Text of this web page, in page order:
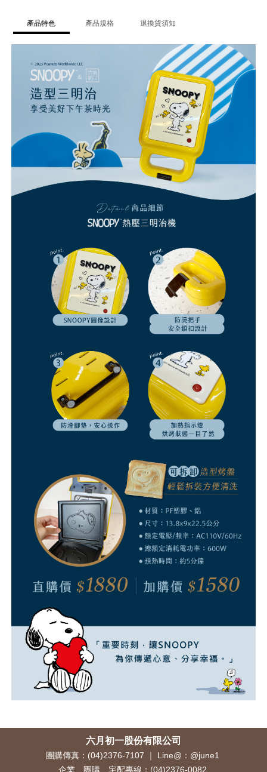
產品特色 產品規格 退換貨須知
六月初一股份有限公司
團購傳真：(04)2376-7107 ｜ Line@：@june1
企業、團購、宅配專線： (04)2376-0082